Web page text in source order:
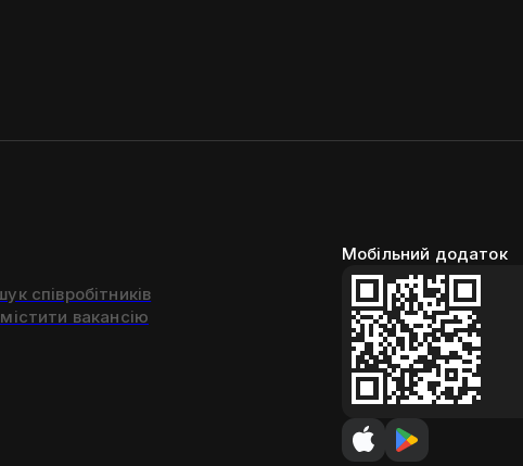
співробітників
вакансію
Мобільний додаток